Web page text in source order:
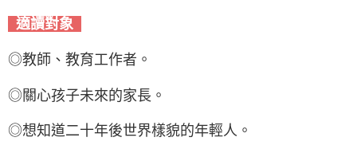
適讀對象
◎教師、教育工作者。
◎關心孩子未來的家長。
◎想知道二十年後世界樣貌的年輕人。